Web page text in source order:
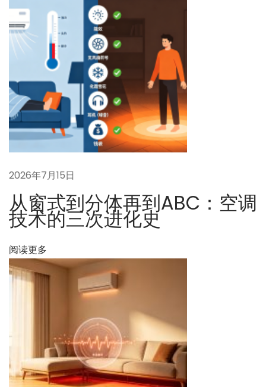
章
：
8
4
：
B
C
空
调
与
辐
空
调
统
相
比
？
2026年7月15日
从窗式到分体再到ABC：空调
技术的三次进化史
阅读更多